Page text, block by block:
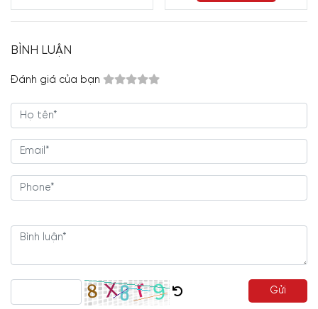
BÌNH LUẬN
Đánh giá của bạn
Gửi